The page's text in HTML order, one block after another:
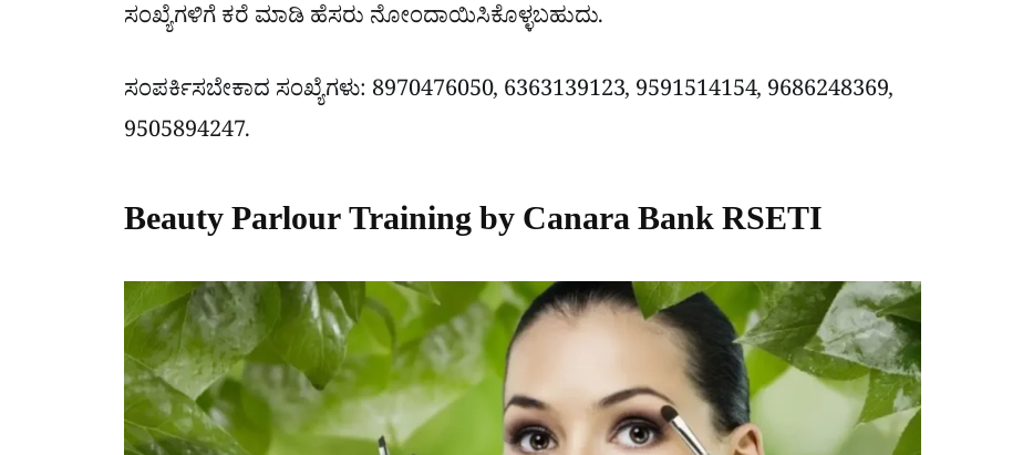
ಸಂಖ್ಯೆಗಳಿಗೆ ಕರೆ ಮಾಡಿ ಹೆಸರು ನೋಂದಾಯಿಸಿಕೊಳ್ಳಬಹುದು.
ಸಂಪರ್ಕಿಸಬೇಕಾದ ಸಂಖ್ಯೆಗಳು: 8970476050, 6363139123, 9591514154, 9686248369,
9505894247.
Beauty Parlour Training by Canara Bank RSETI